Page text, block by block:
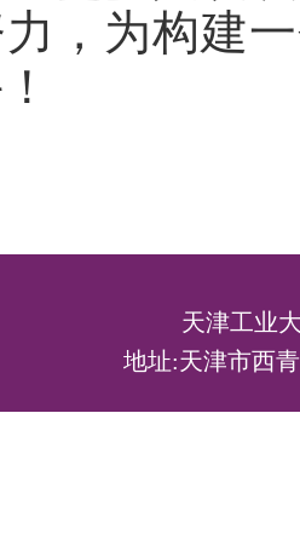
，为构建
天津工业
地址:天津市西